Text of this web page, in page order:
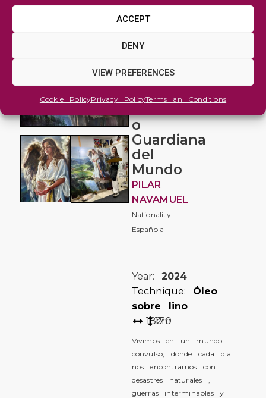
ACCEPT
DENY
VIEW PREFERENCES
Cookie PolicyPrivacy PolicyTerms an Conditions
Fantasy
Imaginative
Custos
o
Guardiana
del
Mundo
PILAR
NAVAMUEL
Nationality:
Española
Year: 2024
Technique: Óleo
sobre lino
182170
cm
Vivimos en un mundo
convulso, donde cada dia
nos encontramos con
desastres naturales ,
guerras interminables y